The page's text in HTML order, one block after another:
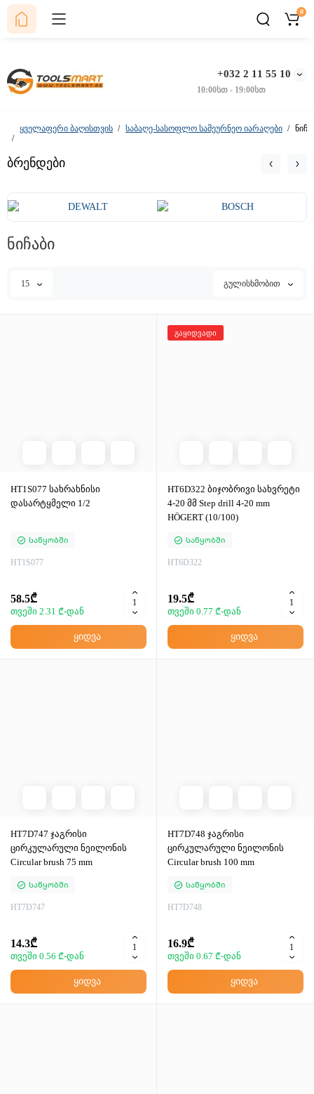
+032 2 11 55 10
10:00სთ - 19:00სთ
0
ყველაფერი ბაღისთვის საბაღე-სასოფლო სამეურნეო იარაღები
ბრენდები
ნიჩაბი
15 გულისხმობით
HT1S077 სახრახნისი
დასარტყმელი 1/2
Საწყობში
HT1S077
58.5₾
თვეში 2.31 ₾-დან
ყიდვა
გაყიდვადი
HT6D322 ბიჯობრივი სახვრეტი
4-20 მმ Step drill 4-20 mm
HÖGERT (10/100)
Საწყობში
HT6D322
19.5₾
თვეში 0.77 ₾-დან
ყიდვა
HT7D747 ჯაგრისი
ცირკულარული ნეილონის
Circular brush 75 mm
Საწყობში
HT7D747
14.3₾
თვეში 0.56 ₾-დან
ყიდვა
HT7D748 ჯაგრისი
ცირკულარული ნეილონის
Circular brush 100 mm
Საწყობში
HT7D748
16.9₾
თვეში 0.67 ₾-დან
ყიდვა